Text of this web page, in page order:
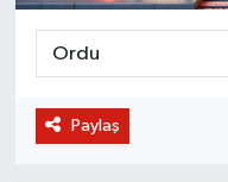
Paylaş
BİLİM VE